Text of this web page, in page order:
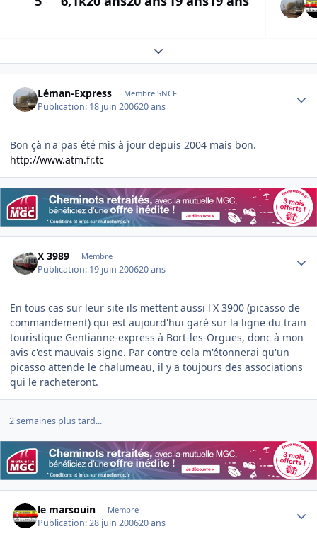
Expand topic overview
Léman-Express Membre SNCF
Publication: 18 juin 200620 ans
Bon çà n'a pas été mis à jour depuis 2004 mais bon.
http://www.atm.fr.tc
X 3989 Membre
Publication: 19 juin 200620 ans
En tous cas sur leur site ils mettent aussi l'X 3900 (picasso de
commandement) qui est aujourd'hui garé sur la ligne du train
touristique Gentianne-express à Bort-les-Orgues, donc à mon
avis c'est mauvais signe. Par contre cela m'étonnerai qu'un
picasso attende le chalumeau, il y a toujours des associations
qui le racheteront.
2 semaines plus tard...
le marsouin Membre
Publication:28 juin 200620 ans